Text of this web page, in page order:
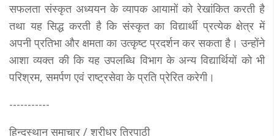
सफलता संस्कृत अध्ययन के व्यापक आयामों को रेखांकित करती है
तथा यह सिद्ध करती है कि संस्कृत का विद्यार्थी प्रत्येक क्षेत्र में
अपनी प्रतिभा और क्षमता का उत्कृष्ट प्रदर्शन कर सकता है। उन्होंने
आशा व्यक्त की कि यह उपलब्धि विभाग के अन्य विद्यार्थियों को भी
परिश्रम, समर्पण एवं राष्ट्रसेवा के प्रति प्रेरित करेगी।
-----------
हिन्दुस्थान समाचार / श्रीधर त्रिपाठी